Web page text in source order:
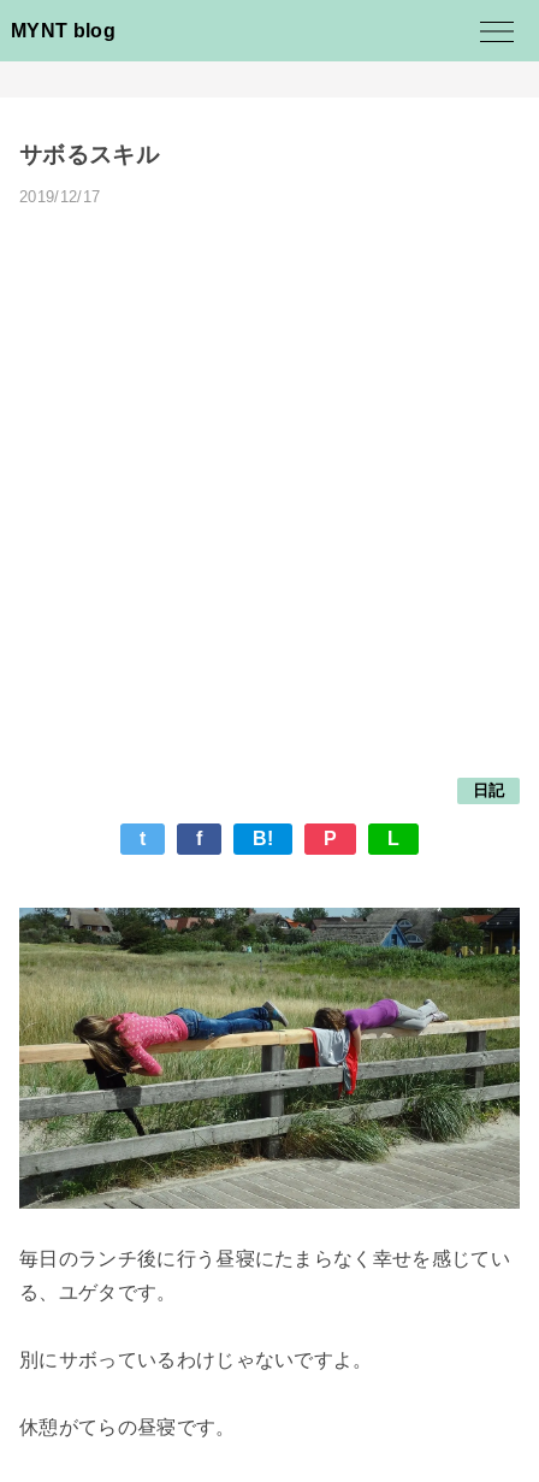
MYNT blog
サボるスキル
2019/12/17
日記
t f B! P L
毎日のランチ後に行う昼寝にたまらなく幸せを感じてい
る、ユゲタです。
別にサボっているわけじゃないですよ。
休憩がてらの昼寝です。